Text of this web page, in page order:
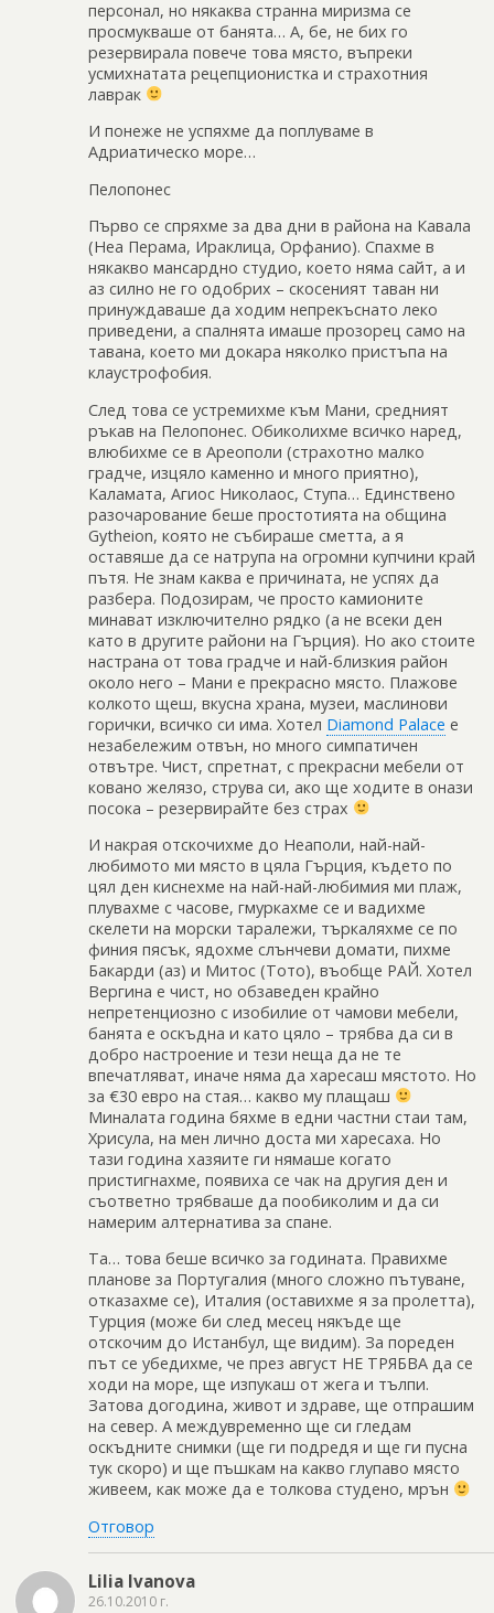
персонал, но някаква странна миризма се
просмукваше от банята… А, бе, не бих го
резервирала повече това място, въпреки
усмихнатата рецепционистка и страхотния
лаврак
И понеже не успяхме да поплуваме в
Адриатическо море…
Пелопонес
Първо се спряхме за два дни в района на Кавала
(Неа Перама, Ираклица, Орфанио). Спахме в
някакво мансардно студио, което няма сайт, а и
аз силно не го одобрих – скосеният таван ни
принуждаваше да ходим непрекъснато леко
приведени, а спалнята имаше прозорец само на
тавана, което ми докара няколко пристъпа на
клаустрофобия.
След това се устрeмихме към Мани, средният
ръкав на Пелопонес. Обиколихме всичко наред,
влюбихме се в Ареополи (страхотно малко
градче, изцяло каменно и много приятно),
Каламата, Агиос Николаос, Ступа… Единствено
разочарование беше простотията на община
Gytheion, която не събираше сметта, а я
оставяше да се натрупа на огромни купчини край
пътя. Не знам каква е причината, не успях да
разбера. Подозирам, че просто камионите
минават изключително рядко (а не всеки ден
като в другите райони на Гърция). Но ако стоите
настрана от това градче и най-близкия район
около него – Мани е прекрасно място. Плажове
колкото щеш, вкусна храна, музеи, маслинови
горички, всичко си има. Хотел Diamond Palace е
незабележим отвън, но много симпатичен
отвътре. Чист, спретнат, с прекрасни мебели от
ковано желязо, струва си, ако ще ходите в онази
посока – резервирайте без страх
И накрая отскочихме до Неаполи, най-най-
любимото ми място в цяла Гърция, където по
цял ден киснехме на най-най-любимия ми плаж,
плувахме с часове, гмуркахме се и вадихме
скелети на морски таралежи, търкаляхме се по
финия пясък, ядохме слънчеви домати, пихме
Бакарди (аз) и Митос (Тото), въобще РАЙ. Хотел
Вергина е чист, но обзаведен крайно
непретенциозно с изобилие от чамови мебели,
банята е оскъдна и като цяло – трябва да си в
добро настроение и тези неща да не те
впечатляват, иначе няма да харесаш мястото. Но
за €30 евро на стая… какво му плащаш
Миналата година бяхме в едни частни стаи там,
Хрисула, на мен лично доста ми харесаха. Но
тази година хазяите ги нямаше когато
пристигнахме, появиха се чак на другия ден и
съответно трябваше да пообиколим и да си
намерим алтернатива за спане.
Та… това беше всичко за годината. Правихме
планове за Португалия (много сложно пътуване,
отказахме се), Италия (оставихме я за пролетта),
Турция (може би след месец някъде ще
отскочим до Истанбул, ще видим). За пореден
път се убедихме, че през август НЕ ТРЯБВА да се
ходи на море, ще изпукаш от жега и тълпи.
Затова догодина, живот и здраве, ще отпрашим
на север. А междувременно ще си гледам
оскъдните снимки (ще ги подредя и ще ги пусна
тук скоро) и ще пъшкам на какво глупаво място
живеем, как може да е толкова студено, мрън
Отговор
Lilia Ivanova
26.10.2010 г.